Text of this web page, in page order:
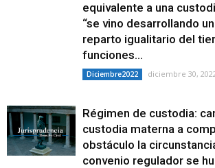
equivalente a una
“se vino desarrollando
reparto igualitario del
funciones...
Diciembre2022 diciembre 30,
Régimen de custodia:
custodia materna a
obstáculo la
convenio regulador se